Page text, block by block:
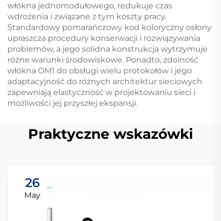
włókna jednomodułowego, redukuje czas
wdrożenia i związane z tym koszty pracy.
Standardowy pomarańczowy kod koloryczny osłony
upraszcza procedury konserwacji i rozwiązywania
problemów, a jego solidna konstrukcja wytrzymuje
różne warunki środowiskowe. Ponadto, zdolność
włókna OM1 do obsługi wielu protokołów i jego
adaptacyjność do różnych architektur sieciowych
zapewniają elastyczność w projektowaniu sieci i
możliwości jej przyszłej ekspansji.
Praktyczne wskazówki
26
May